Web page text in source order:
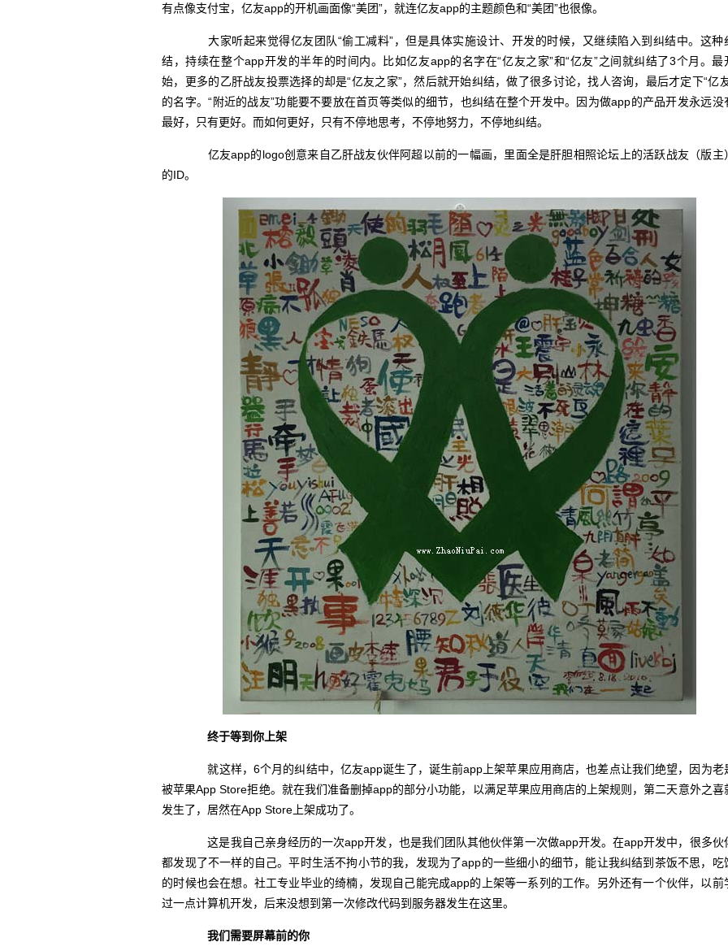
有点像支付宝，亿友app的开机画面像“美团”，就连亿友app的主题颜色和“美团”也很像。
大家听起来觉得亿友团队“偷工减料”，但是具体实施设计、开发的时候，又继续陷入到纠结中。这种
结，持续在整个app开发的半年的时间内。比如亿友app的名字在“亿友之家”和“亿友”之间就纠结了3个月。最
始，更多的乙肝战友投票选择的却是“亿友之家”，然后就开始纠结，做了很多讨论，找人咨询，最后才定下“亿
的名字。“附近的战友”功能要不要放在首页等类似的细节，也纠结在整个开发中。因为做app的产品开发永远没
最好，只有更好。而如何更好，只有不停地思考，不停地努力，不停地纠结。
亿友app的logo创意来自乙肝战友伙伴阿超以前的一幅画，里面全是肝胆相照论坛上的活跃战友（版主）
的ID。
终于等到你上架
就这样，6个月的纠结中，亿友app诞生了，诞生前app上架苹果应用商店，也差点让我们绝望，因为老
被苹果App Store拒绝。就在我们准备删掉app的部分小功能，以满足苹果应用商店的上架规则，第二天意外之喜
发生了，居然在App Store上架成功了。
这是我自己亲身经历的一次app开发，也是我们团队其他伙伴第一次做app开发。在app开发中，很多伙
都发现了不一样的自己。平时生活不拘小节的我，发现为了app的一些细小的细节，能让我纠结到茶饭不思，吃
的时候也会在想。社工专业毕业的绮楠，发现自己能完成app的上架等一系列的工作。另外还有一个伙伴，以前
过一点计算机开发，后来没想到第一次修改代码到服务器发生在这里。
我们需要屏幕前的你